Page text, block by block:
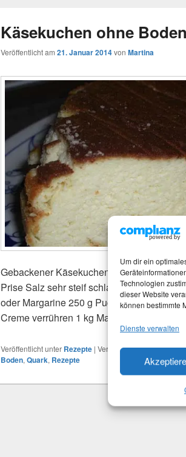
Um dir ein
Technologien
dieser Website
können bestimmte
Dienste verwalten
Käsekuchen ohne Boden
Veröffentlicht am 21. Januar 2014von Martina
Gebackener Käsekuchen. Man nehme: 8
Prise Salz sehr steif schlagen und zur
oder Margarine 250 g Puderzucker 1 EL
Creme verrühren 1 kg Magerquark
Veröffentlicht unter Rezepte | Verschlagwortet mit
Boden, Quark, Rezepte